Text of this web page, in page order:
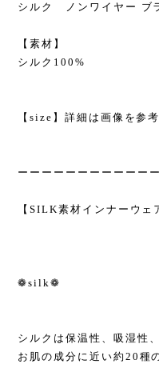
シルク ノンワイヤー ブ
【素材】
シルク100%
【size】詳細は画像を参
ーーーーーーーーーーー
【SILK素材インナーウェ
❁silk❁
シルクは保温性、吸湿性
お肌の成分に近い約20種